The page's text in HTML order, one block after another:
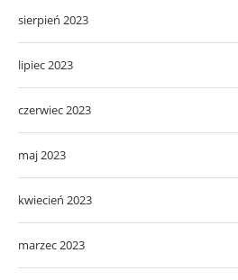
sierpień 2023
lipiec 2023
czerwiec 2023
maj 2023
kwiecień 2023
marzec 2023